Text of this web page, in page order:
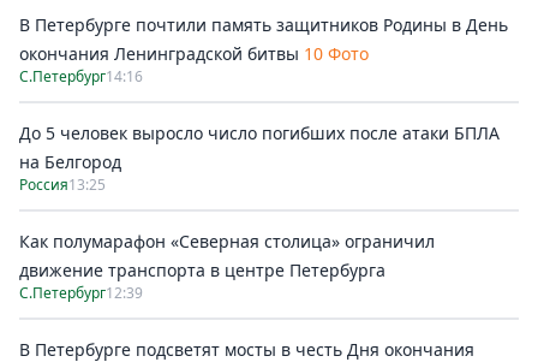
В Петербурге почтили память защитников Родины в День
окончания Ленинградской битвы 10 Фото
С.Петербург14:16
До 5 человек выросло число погибших после атаки БПЛА
на Белгород
Россия13:25
Как полумарафон «Северная столица» ограничил
движение транспорта в центре Петербурга
С.Петербург12:39
В Петербурге подсветят мосты в честь Дня окончания